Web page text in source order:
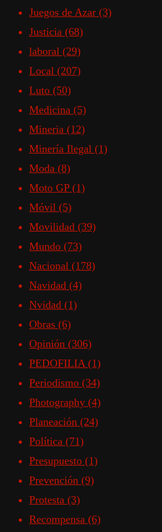
Juegos de Azar (3)
Justicia (68)
laboral (29)
Local (207)
Luto (50)
Medicina (5)
Mineria (12)
Minería Ilegal (1)
Moda (8)
Moto GP (1)
Móvil (5)
Movilidad (39)
Mundo (73)
Nacional (178)
Navidad (4)
Nvidad (1)
Obras (6)
Opinión (306)
PEDOFILIA (1)
Periodismo (34)
Photography (4)
Planeación (24)
Política (71)
Presupuesto (1)
Prevención (9)
Protesta (3)
Recompensa (6)